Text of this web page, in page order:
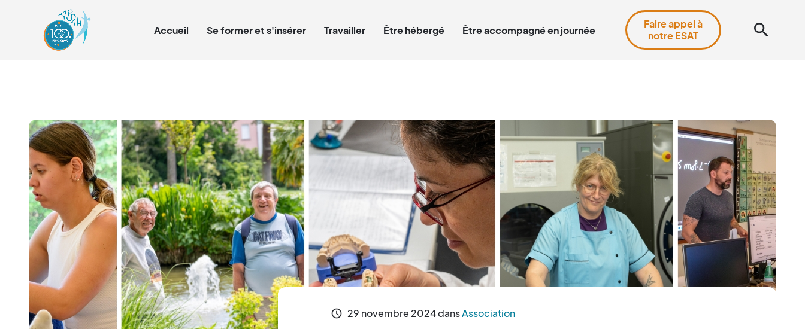
Accueil Se former et s'insérer Travailler Être hébergé Être accompagné en journée
Faire appel à
notre ESAT
search
schedule 29 novembre 2024dansAssociation